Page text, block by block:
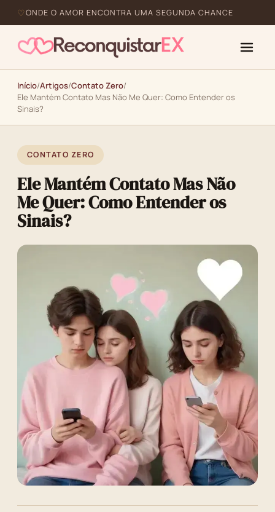
ONDE O AMOR ENCONTRA UMA SEGUNDA CHANCE
Início/Artigos/Contato Zero/
Ele Mantém Contato Mas Não Me Quer: Como Entender os
Sinais?
CONTATO ZERO
Ele Mantém Contato Mas Não
Me Quer: Como Entender os
Sinais?